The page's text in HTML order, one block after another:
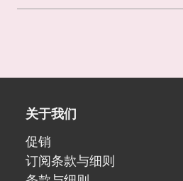
关于我们
促销
订阅条款与细则